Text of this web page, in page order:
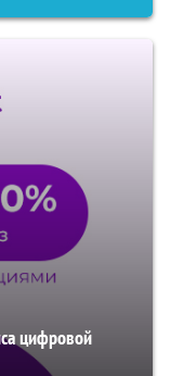
цифровой